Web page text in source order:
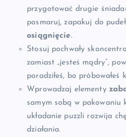
przygotować drugie
posmaruj, zapakuj do
osiągnięcie.
Stosuj pochwały
zamiast „jesteś mądry”,
poradziłeś, bo próbowałeś
Wprowadzaj elementy
samym sobą w pakowaniu
układanie puzzli rozwija
działania.